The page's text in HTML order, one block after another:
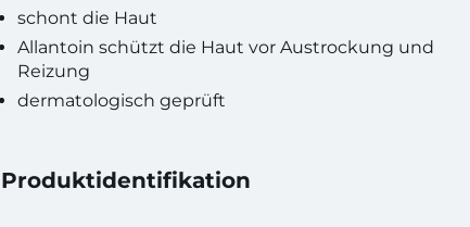
schont die Haut
Allantoin schützt die Haut vor Austrockung und
Reizung
dermatologisch geprüft
Produktidentifikation